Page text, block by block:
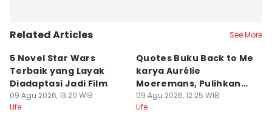
Related Articles See More
5 Novel Star Wars
Terbaik yang Layak
Diadaptasi Jadi Film
09 Agu 2026, 13:20 WIB
Life
Quotes Buku Back to Me
karya Aurélie
Moeremans, Pulihkan
Luka Terdalam
09 Agu 2026, 12:25 WIB
Life